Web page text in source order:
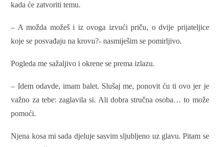
kada će zatvoriti temu.
– A možda možeš i iz ovoga izvući priču, o dvije prijateljice
koje se posvađaju na krovu?- nasmiješim se pomirljivo.
Pogleda me sažaljivo i okrene se prema izlazu.
– Idem odavde, imam balet. Slušaj me, ponovit ću ti ovo jer je
važno za tebe: zaglavila si. Ali dobra stručna osoba… to može
pomoći.
Njena kosa mi sada djeluje sasvim sljubljeno uz glavu. Pitam se